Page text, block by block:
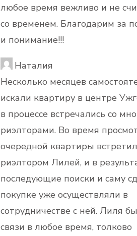
любое время вежливо и не
со временем. Благодарим за
и понимание!!!
Наталия
Несколько месяцев
искали квартиру в центре
в процессе встречались со
риэлторами. Во время
очередной квартиры
риэлтором Лилей, и в
последующие поиски и саму
покупке уже осуществляли в
сотрудничестве с ней. Лиля
связи в любое время, толково